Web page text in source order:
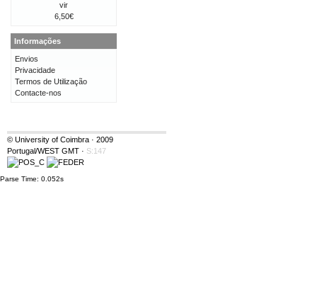
vir
6,50€
Informações
Envios
Privacidade
Termos de Utilização
Contacte-nos
© University of Coimbra · 2009
Portugal/WEST GMT · S:147
Parse Time: 0.052s